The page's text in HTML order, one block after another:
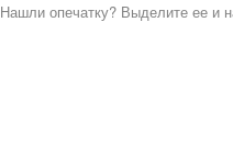
Нашли опечатку? Выделите ее и